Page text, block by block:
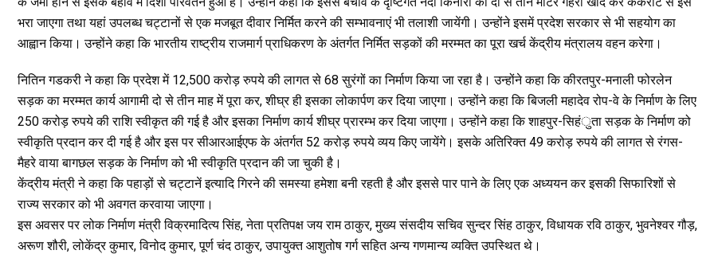
भरा जाएगा तथा यहां उपलब्ध चट्टानों से एक मजबूत दीवार निर्मित करने की सम्भावनाएं भी तलाशी जायेंगी। उन्होंने इसमें प्रदेश सरकार से भी सहयोग का
आह्वान किया। उन्होंने कहा कि भारतीय राष्ट्रीय राजमार्ग प्राधिकरण के अंतर्गत निर्मित सड़कों की मरम्मत का पूरा खर्च केंद्रीय मंत्रालय वहन करेगा।
नितिन गडकरी ने कहा कि प्रदेश में 12,500 करोड़ रुपये की लागत से 68 सुरंगों का निर्माण किया जा रहा है। उन्होंने कहा कि कीरतपुर-मनाली फोरलेन
सड़क का मरम्मत कार्य आगामी दो से तीन माह में पूरा कर, शीघ्र ही इसका लोकार्पण कर दिया जाएगा। उन्होंने कहा कि बिजली महादेव रोप-वे के निर्माण के लिए
250 करोड़ रुपये की राशि स्वीकृत की गई है और इसका निर्माण कार्य शीघ्र प्रारम्भ कर दिया जाएगा। उन्होंने कहा कि शाहपुर-सिहंुता सड़क के निर्माण को
स्वीकृति प्रदान कर दी गई है और इस पर सीआरआईएफ के अंतर्गत 52 करोड़ रुपये व्यय किए जायेंगे। इसके अतिरिक्त 49 करोड़ रुपये की लागत से रंगस-
मैहरे वाया बागछल सड़क के निर्माण को भी स्वीकृति प्रदान की जा चुकी है।
केंद्रीय मंत्री ने कहा कि पहाड़ों से चट्टानें इत्यादि गिरने की समस्या हमेशा बनी रहती है और इससे पार पाने के लिए एक अध्ययन कर इसकी सिफारिशों से
राज्य सरकार को भी अवगत करवाया जाएगा।
इस अवसर पर लोक निर्माण मंत्री विक्रमादित्य सिंह, नेता प्रतिपक्ष जय राम ठाकुर, मुख्य संसदीय सचिव सुन्दर सिंह ठाकुर, विधायक रवि ठाकुर, भुवनेश्वर गौड़,
अरूण शौरी, लोकेंद्र कुमार, विनोद कुमार, पूर्ण चंद ठाकुर, उपायुक्त आशुतोष गर्ग सहित अन्य गणमान्य व्यक्ति उपस्थित थे।